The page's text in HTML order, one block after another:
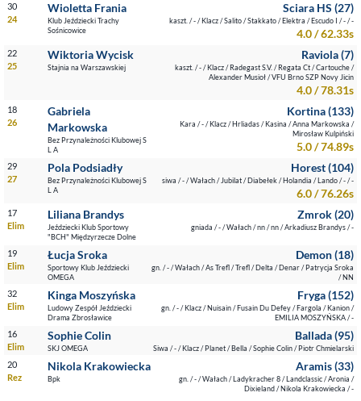
30
24
Wioletta Frania
Klub Jeździecki Trachy
Sośnicowice
Sciara HS (27)
kaszt. / - / Klacz / Salito / Stakkato / Elektra / Escudo I / - / -
4.0 / 62.33s
22
25
Wiktoria Wycisk
Stajnia na Warszawskiej
Raviola (7)
kaszt. / - / Klacz / Radegast S.V. / Regata Ct / Cartouche /
Alexander Musioł / VFU Brno SZP Novy Jicin
4.0 / 78.31s
18
26
Gabriela
Markowska
Bez Przynależności Klubowej S
L A
Kortina (133)
Kara / - / Klacz / Hrliadas / Kasina / Anna Markowska /
Mirosław Kulpiński
5.0 / 74.89s
29
27
Pola Podsiadły
Bez Przynależności Klubowej S
L A
Horest (104)
siwa / - / Wałach / Jubilat / Diabełek / Holandia / Lando / - / -
6.0 / 76.26s
17
Elim
Liliana Brandys
Jeździecki Klub Sportowy
"BCH" Międzyrzecze Dolne
Zmrok (20)
gniada / - / Wałach / nn / nn / Arkadiusz Brandys / -
19
Elim
Łucja Sroka
Sportowy Klub Jeździecki
OMEGA
Demon (18)
gn. / - / Wałach / As Trefl / Trefl / Delta / Denar / Patrycja Sroka
/ NN
32
Elim
Kinga Moszyńska
Ludowy Zespół Jeździecki
Drama Zbrosławice
Fryga (152)
gn. / - / Klacz / Nuisain / Fusain Du Defey / Fargola / Kanion /
EMILIA MOSZYŃSKA / -
16
Elim
Sophie Colin
SKJ OMEGA
Ballada (95)
Siwa / - / Klacz / Planet / Bella / Sophie Colin / Piotr Chmielarski
20
Rez
Nikola Krakowiecka
Bpk
Aramis (33)
gn. / - / Wałach / Ladykracher 8 / Landclassic / Aronia /
Dixieland / Nikola Krakowiecka / -